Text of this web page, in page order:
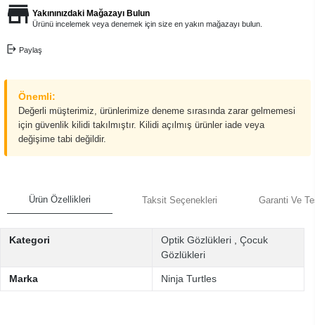
Yakınınızdaki Mağazayı Bulun
Ürünü incelemek veya denemek için size en yakın mağazayı bulun.
Paylaş
Önemli:
Değerli müşterimiz, ürünlerimize deneme sırasında zarar gelmemesi
için güvenlik kilidi takılmıştır. Kilidi açılmış ürünler iade veya
değişime tabi değildir.
Ürün Özellikleri Taksit Seçenekleri Garanti Ve
Kategori Optik Gözlükleri
Çocuk
Gözlükleri
Marka Ninja Turtles